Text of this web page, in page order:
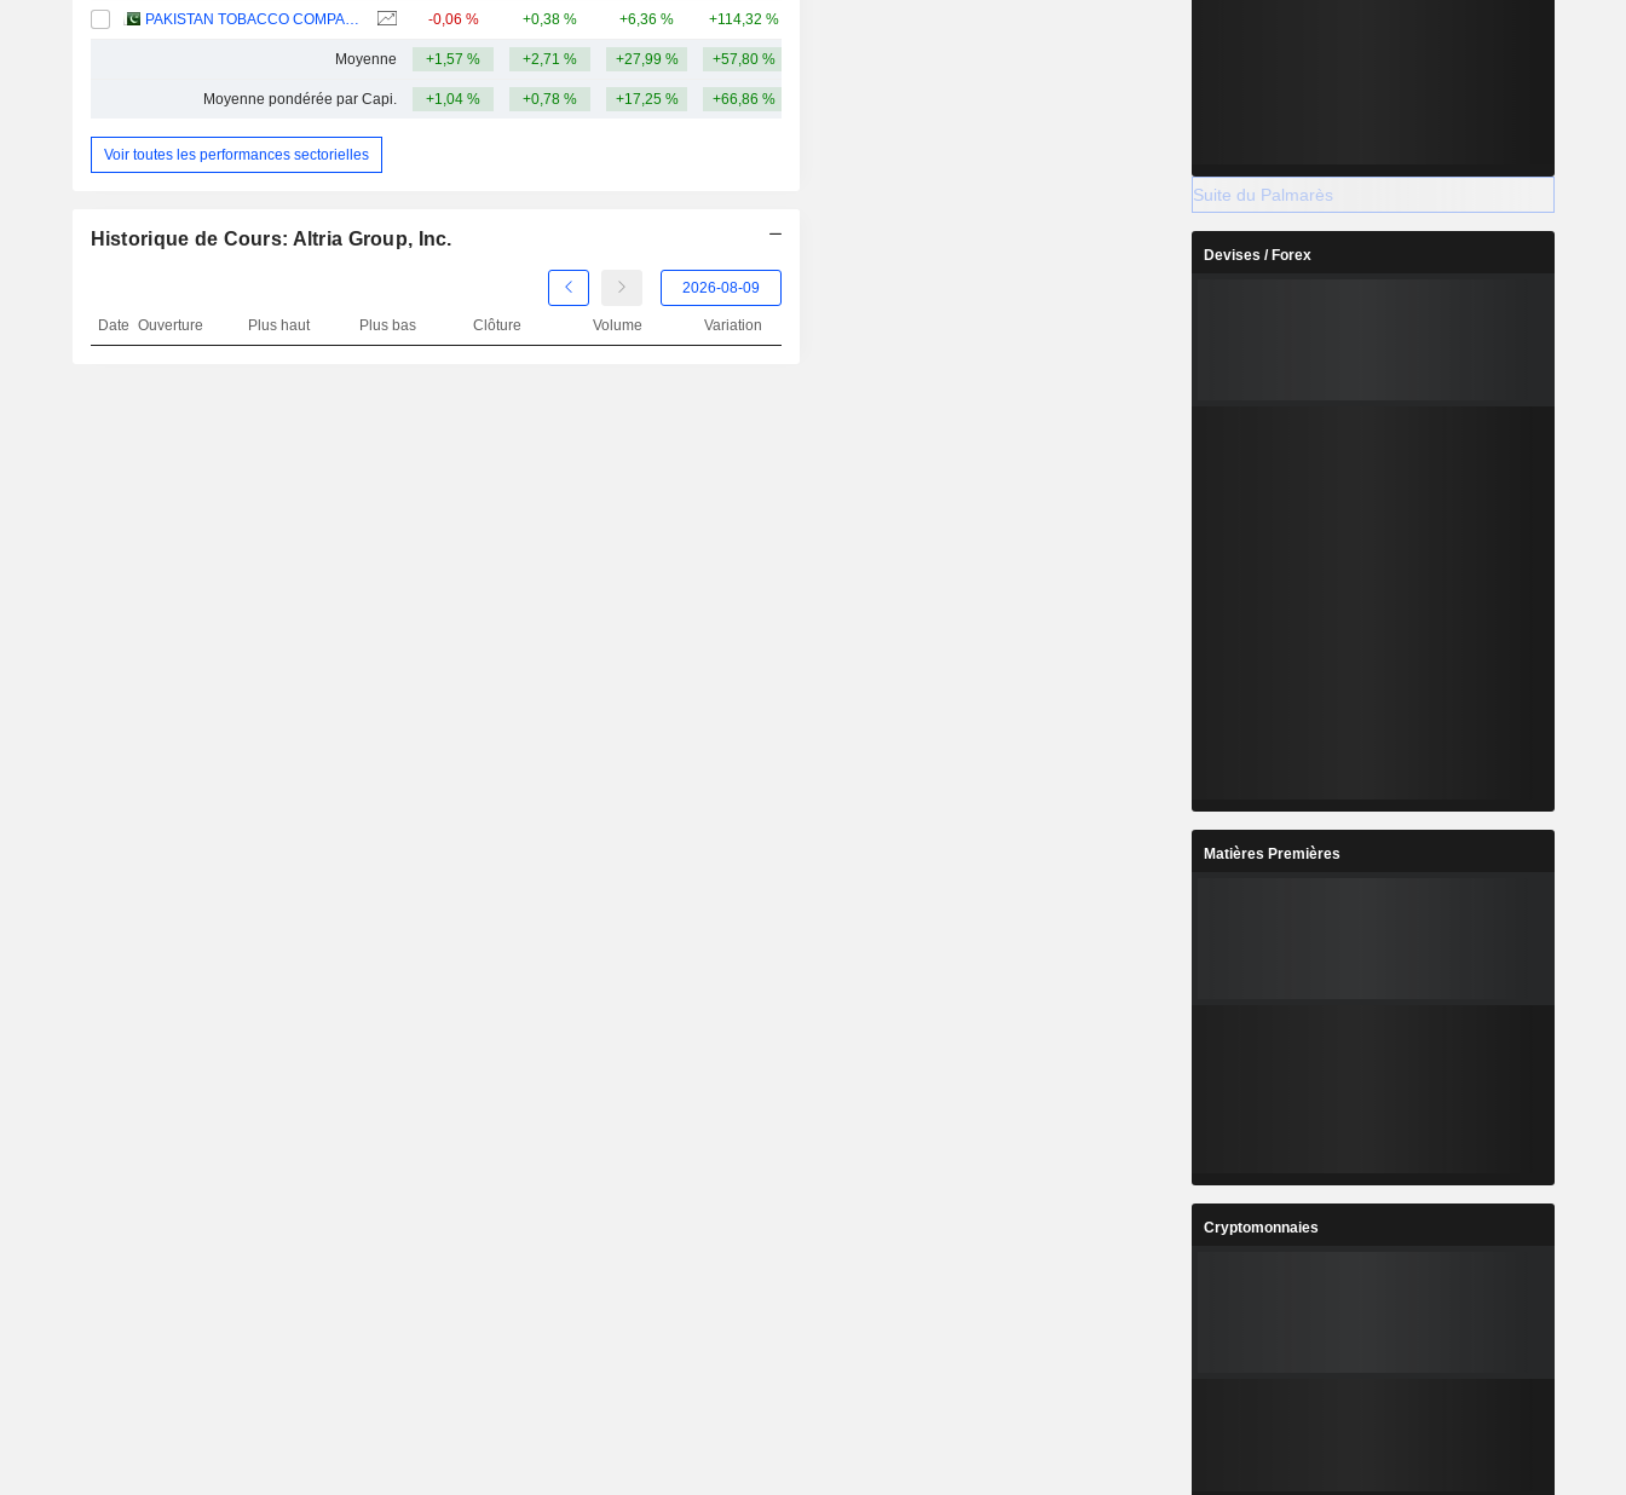
PAKISTAN TOBACCO COMPANY LIMITED -0,06 % +0,38 % +6,36 % +114,32 %
Moyenne +1,57 % +2,71 % +27,99 % +57,80 %
Moyenne pondérée par Capi. +1,04 % +0,78 % +17,25 % +66,86 %
Voir toutes les performances sectorielles
Historique de Cours: Altria Group, Inc.
Date Ouverture Plus haut Plus bas Clôture Volume Variation
Suite du Palmarès
Devises / Forex
Matières Premières
Cryptomonnaies